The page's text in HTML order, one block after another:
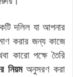
দলিল যা আপনার
করার জন্য কাজে
কারো পক্ষে তৈরি
নিয়মঅনুসরণ করা